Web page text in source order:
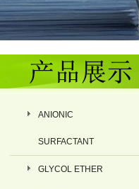
ANIONIC
SURFACTANT
GLYCOL ETHER